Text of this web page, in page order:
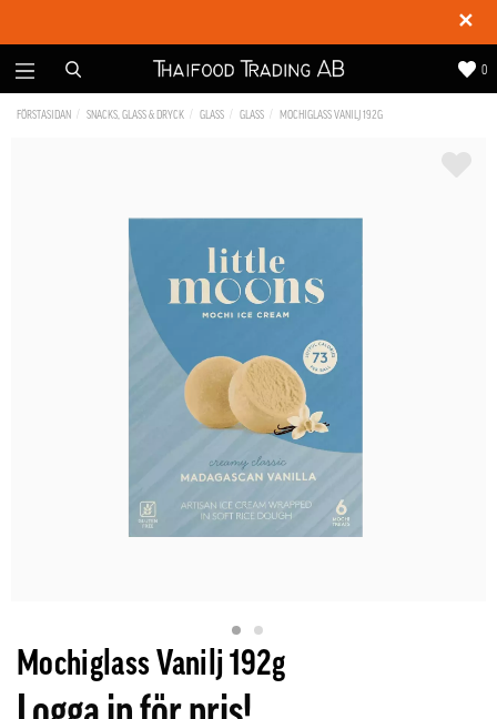
✕
0
FÖRSTASIDAN SNACKS, GLASS & DRYCK GLASS GLASS MOCHIGLASS VANILJ 192G
Mochiglass Vanilj 192g